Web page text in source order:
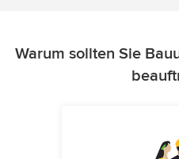
Warum sollten Sie